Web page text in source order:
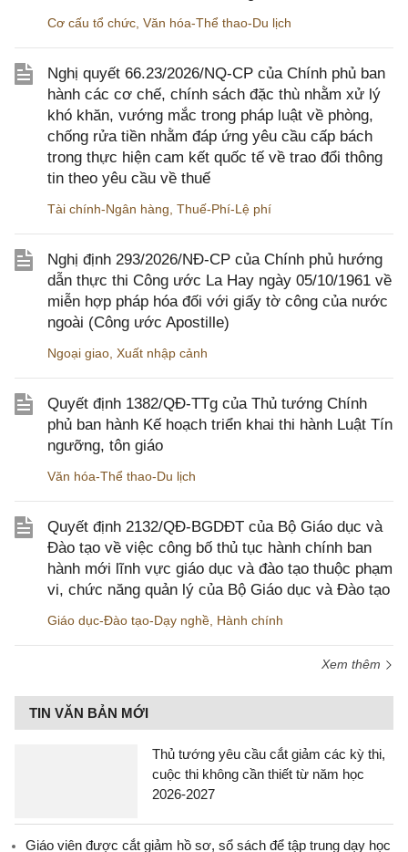
Cơ cấu tổ chức Văn hóa-Thể thao-Du lịch
Nghị quyết 66.23/2026/NQ-CP của Chính phủ ban
hành các cơ chế, chính sách đặc thù nhằm xử lý
khó khăn, vướng mắc trong pháp luật về phòng,
chống rửa tiền nhằm đáp ứng yêu cầu cấp bách
trong thực hiện cam kết quốc tế về trao đổi thông
tin theo yêu cầu về thuế
Tài chính-Ngân hàng Thuế-Phí-Lệ phí
Nghị định 293/2026/NĐ-CP của Chính phủ hướng
dẫn thực thi Công ước La Hay ngày 05/10/1961 về
miễn hợp pháp hóa đối với giấy tờ công của nước
ngoài (Công ước Apostille)
Ngoại giao Xuất nhập cảnh
Quyết định 1382/QĐ-TTg của Thủ tướng Chính
phủ ban hành Kế hoạch triển khai thi hành Luật Tín
ngưỡng, tôn giáo
Văn hóa-Thể thao-Du lịch
Quyết định 2132/QĐ-BGDĐT của Bộ Giáo dục và
Đào tạo về việc công bố thủ tục hành chính ban
hành mới lĩnh vực giáo dục và đào tạo thuộc phạm
vi, chức năng quản lý của Bộ Giáo dục và Đào tạo
Giáo dục-Đào tạo-Dạy nghề Hành chính
Xem thêm
TIN VĂN BẢN MỚI
Thủ tướng yêu cầu cắt giảm các kỳ thi,
cuộc thi không cần thiết từ năm học
2026-2027
Giáo viên được cắt giảm hồ sơ, sổ sách để tập trung dạy học